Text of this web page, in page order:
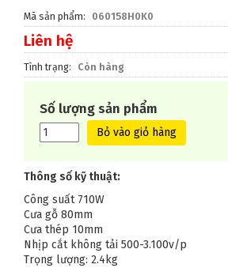
Mã sản phẩm 060158H0K0
Liên hệ
Tình trạng Còn hàng
Số lượng sản phẩm
Bỏ vào giỏ hàng
Thông số kỹ thuật:
Công suất 710W
Cưa gỗ 80mm
Cưa thép 10mm
Nhịp cắt không tải 500-3.100v/p
Trọng lượng: 2.4kg